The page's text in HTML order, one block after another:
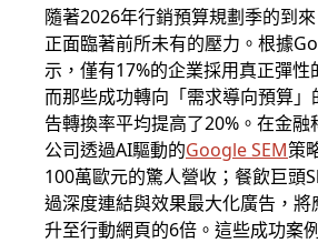
隨著2026年行銷預算規劃季的到
正面臨著前所未有的壓力。根據
示，僅有17%的企業採用真正彈性
而那些成功轉向「需求導向預算
告轉換率平均提高了20%。在金
公司透過AI驅動的Google SEM策
100萬歐元的驚人營收；餐飲巨頭
過深度連結與效果最大化廣告，將
升至行動網頁的6倍。這些成功案